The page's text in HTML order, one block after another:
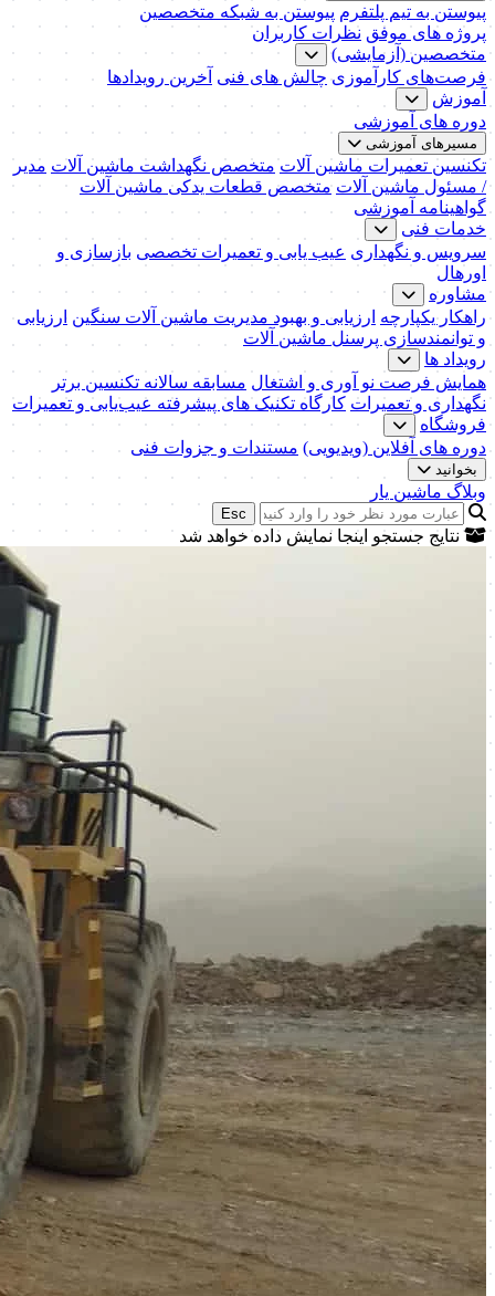
پیوستن به تیم پلتفرم پیوستن به شبکه متخصصین
پروژه های موفق نظرات کاربران
متخصصین (آزمایشی)
فرصت‌های کارآموزی چالش های فنی آخرین رویدادها
آموزش
دوره های آموزشی
مسیرهای آموزشی
تکنسین تعمیرات ماشین آلات متخصص نگهداشت ماشین آلات مدیر
/ مسئول ماشین آلات متخصص قطعات یدکی ماشین آلات
گواهینامه آموزشی
خدمات فنی
سرویس و نگهداری عیب یابی و تعمیرات تخصصی بازسازی و
اورهال
مشاوره
راهکار یکپارچه ارزیابی و بهبود مدیریت ماشین آلات سنگین ارزیابی
و توانمندسازی پرسنل ماشین آلات
رویداد ها
همایش فرصت نو آوری و اشتغال مسابقه سالانه تکنسین برتر
نگهداری و تعمیرات کارگاه تکنیک‌ های پیشرفته عیب‌یابی و تعمیرات
فروشگاه
دوره های آفلاین (ویدیویی) مستندات و جزوات فنی
بخوانید
وبلاگ ماشین یار
Esc
نتایج جستجو اینجا نمایش داده خواهد شد